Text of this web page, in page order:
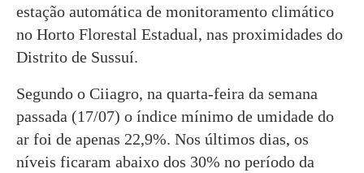
estação automática de monitoramento climático
no Horto Florestal Estadual, nas proximidades do
Distrito de Sussuí.
Segundo o Ciiagro, na quarta-feira da semana
passada (17/07) o índice mínimo de umidade do
ar foi de apenas 22,9%. Nos últimos dias, os
níveis ficaram abaixo dos 30% no período da